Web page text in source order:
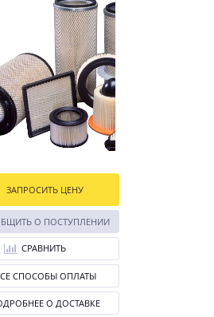
ЗАПРОСИТЬ ЦЕНУ
О ПОСТУПЛЕНИИ
СРАВНИТЬ
СПОСОБЫ ОПЛАТЫ
О ДОСТАВКЕ